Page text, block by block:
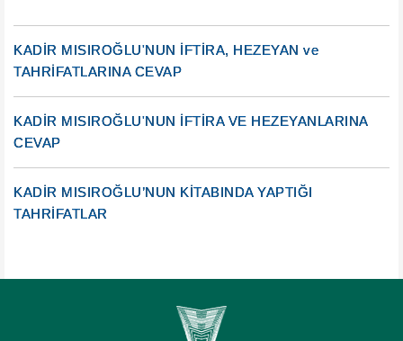
KADİR MISIROĞLU'NUN İFTİRA, HEZEYAN ve
TAHRİFATLARINA CEVAP
KADİR MISIROĞLU'NUN İFTİRA VE HEZEYANLARINA
CEVAP
KADİR MISIROĞLU’NUN KİTABINDA YAPTIĞI
TAHRİFATLAR